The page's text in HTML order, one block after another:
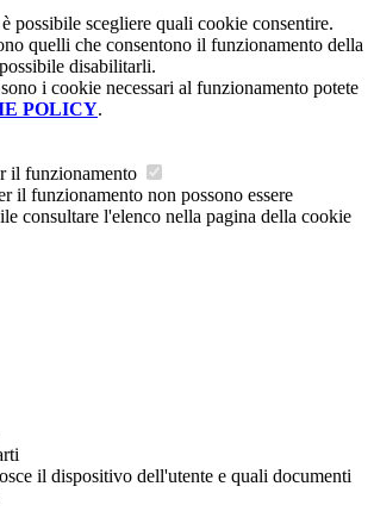
possibile scegliere quali cookie consentire.
quelli che consentono il funzionamento della
disabilitarli.
i cookie necessari al funzionamento potete
POLICY.
il funzionamento
il funzionamento non possono essere
consultare l'elenco nella pagina della cookie
il dispositivo dell'utente e quali documenti